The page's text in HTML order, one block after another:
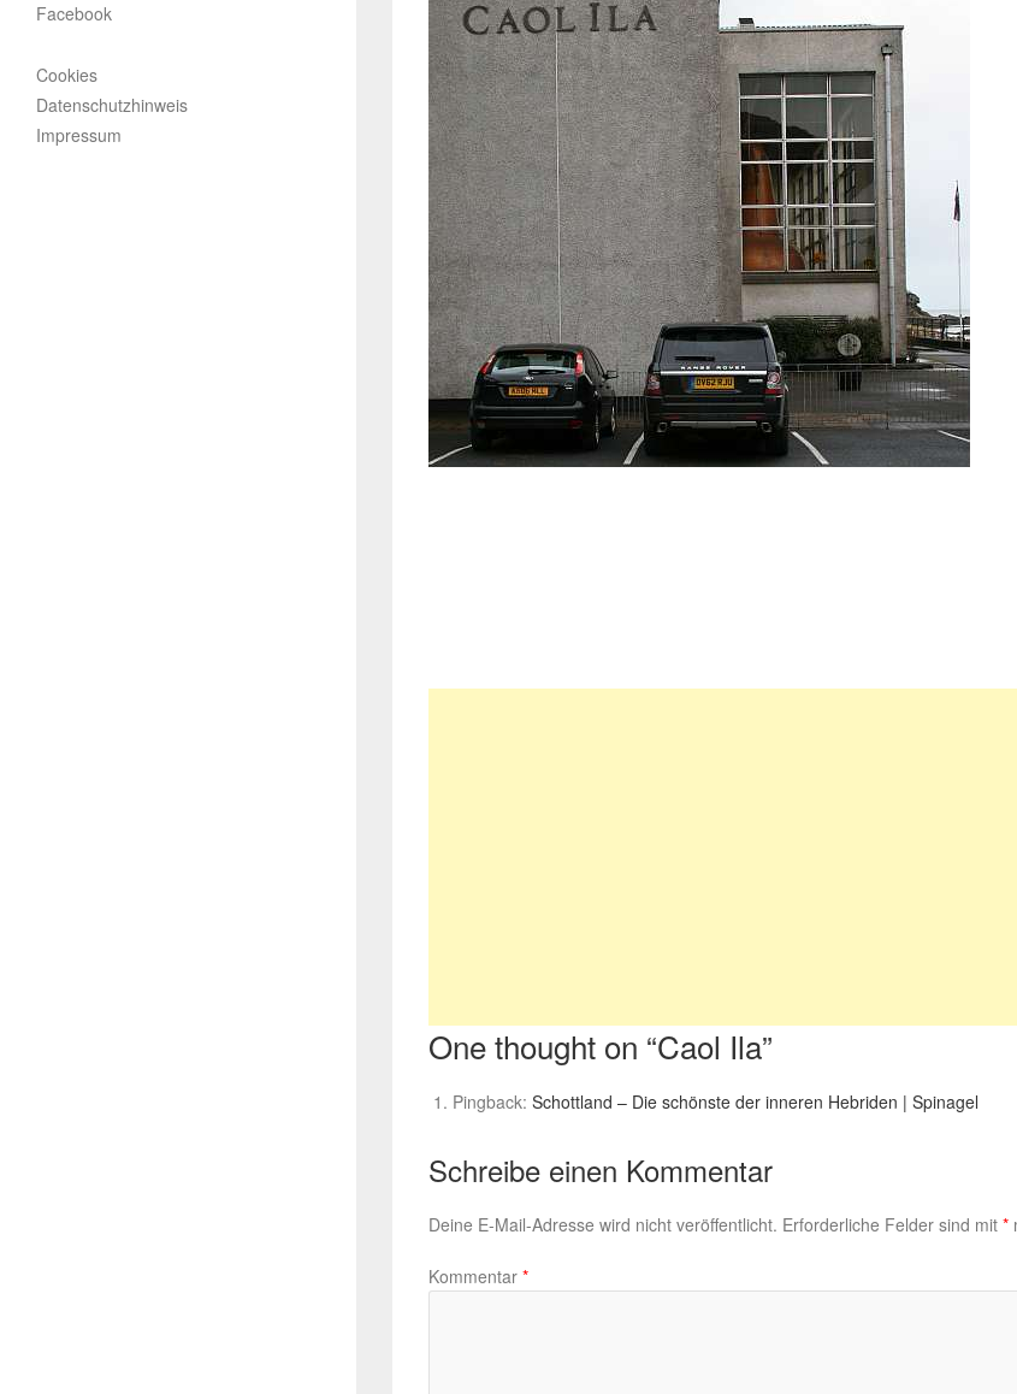
One thought on “Caol Ila”
Pingback: Schottland – Die schönste der inneren Hebriden | Spinagel
Schreibe einen Kommentar
Deine E-Mail-Adresse wird nicht veröffentlicht. Erforderliche Felder sind mit *
Kommentar *
Facebook
Cookies
Datenschutzhinweis
Impressum